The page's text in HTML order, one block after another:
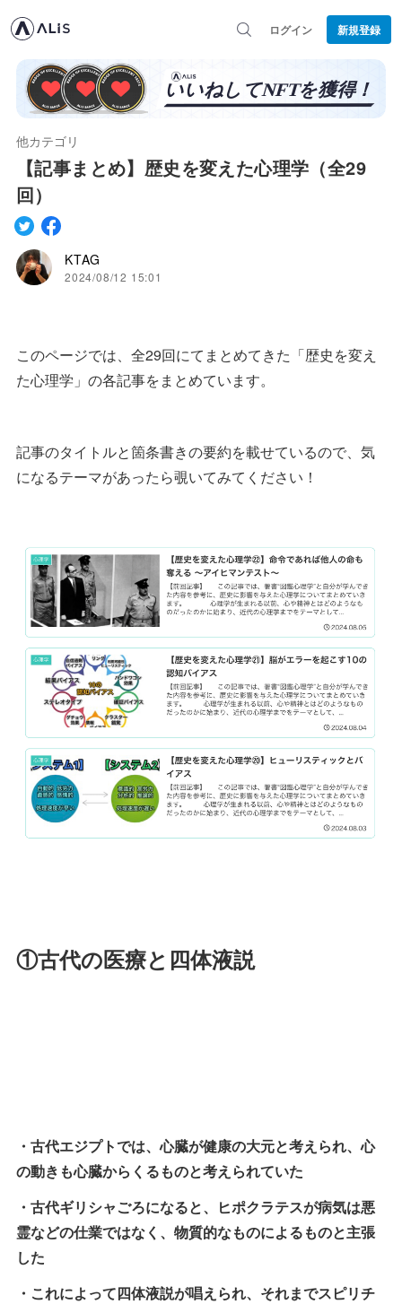
ログイン 新規登録
他カテゴリ
【記事まとめ】歴史を変えた心理学（全29
回）
KTAG
2024/08/12 15:01
このページでは、全29回にてまとめてきた「歴史を変え
た心理学」の各記事をまとめています。
記事のタイトルと箇条書きの要約を載せているので、気
になるテーマがあったら覗いてみてください！
①古代の医療と四体液説
・古代エジプトでは、心臓が健康の大元と考えられ、心
の動きも心臓からくるものと考えられていた
・古代ギリシャごろになると、ヒポクラテスが病気は悪
霊などの仕業ではなく、物質的なものによるものと主張
した
・これによって四体液説が唱えられ、それまでスピリチ